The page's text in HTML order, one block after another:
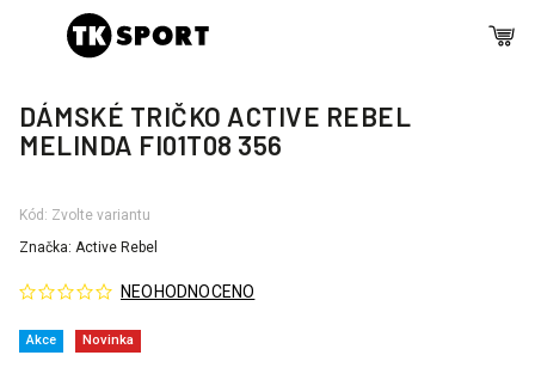
DÁMSKÉ TRIČKO ACTIVE REBEL
MELINDA FI01T08 356
Kód: Zvolte variantu
Akce Novinka
NEOHODNOCENO
Značka: Active Rebel